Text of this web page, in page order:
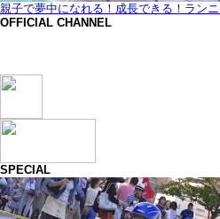
親子で夢中になれる！成長できる！ラン
OFFICIAL CHANNEL
SPECIAL